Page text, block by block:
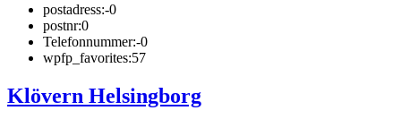
postadress:-0
postnr:0
Telefonnummer:-0
wpfp_favorites:57
Klövern Helsingborg